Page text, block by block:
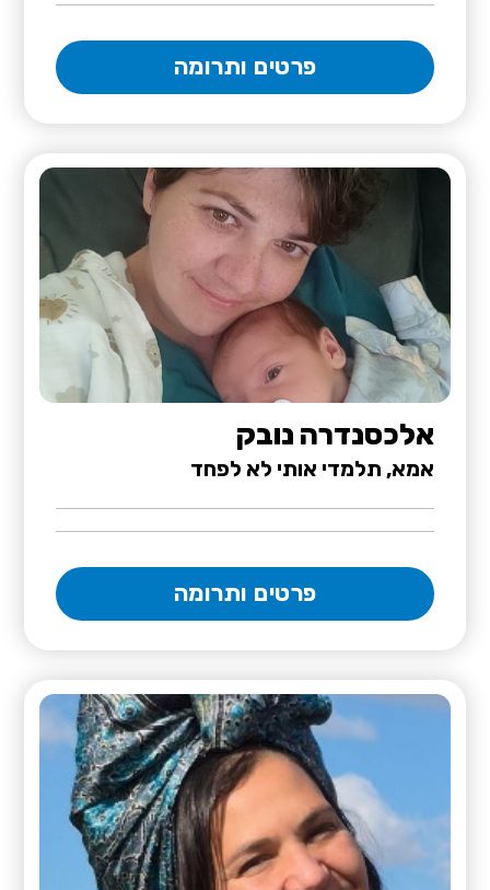
פרטים ותרומה
אלכסנדרה נובק
אמא, תלמדי אותי לא לפחד
פרטים ותרומה